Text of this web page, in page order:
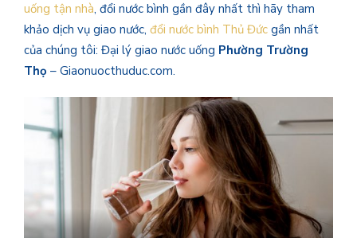
uống tận nhà, đổi nước bình gần đây nhất thì hãy tham
khảo dịch vụ giao nước, đổi nước bình Thủ Đức gần nhất
của chúng tôi: Đại lý giao nước uống Phường Trường
Thọ – Giaonuocthuduc.com.